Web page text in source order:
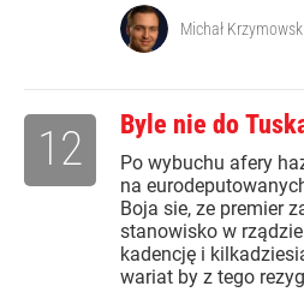
Michał Krzymowski
Byle nie do
Po wybuchu afery
na
Boja sie, ze premier
stanowisko w
kadencję i
wariat by z tego
12